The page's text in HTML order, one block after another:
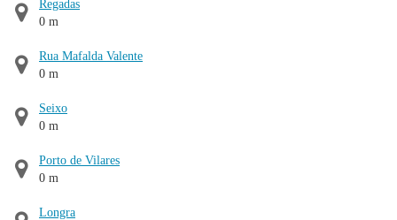
Regadas
0 m
Rua Mafalda Valente
0 m
Seixo
0 m
Porto de Vilares
0 m
Longra